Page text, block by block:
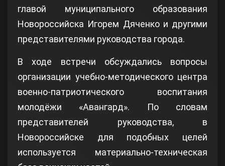
главой муниципального образования
Новороссийска Игорем Дяченко и другими
представителями руководства города.
В ходе встречи обсуждались вопросы
организации учебно-методического центра
военно-патриотического воспитания
молодёжи «Авангард». По словам
представителей руководства, в
Новороссийске для подобных целей
используется материально-техническая